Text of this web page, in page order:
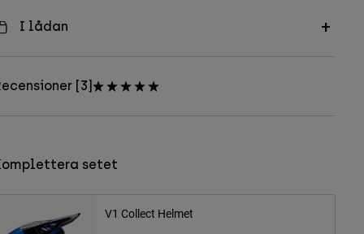
I lådan
[3]
setet
V1 Collect Helmet